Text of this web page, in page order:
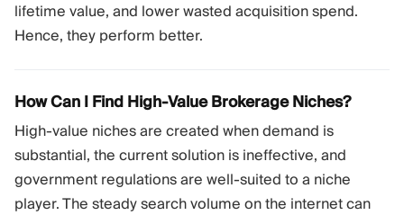
lifetime value, and lower wasted acquisition spend.
Hence, they perform better.
How Can I Find High-Value Brokerage Niches?
High-value niches are created when demand is
substantial, the current solution is ineffective, and
government regulations are well-suited to a niche
player. The steady search volume on the internet can